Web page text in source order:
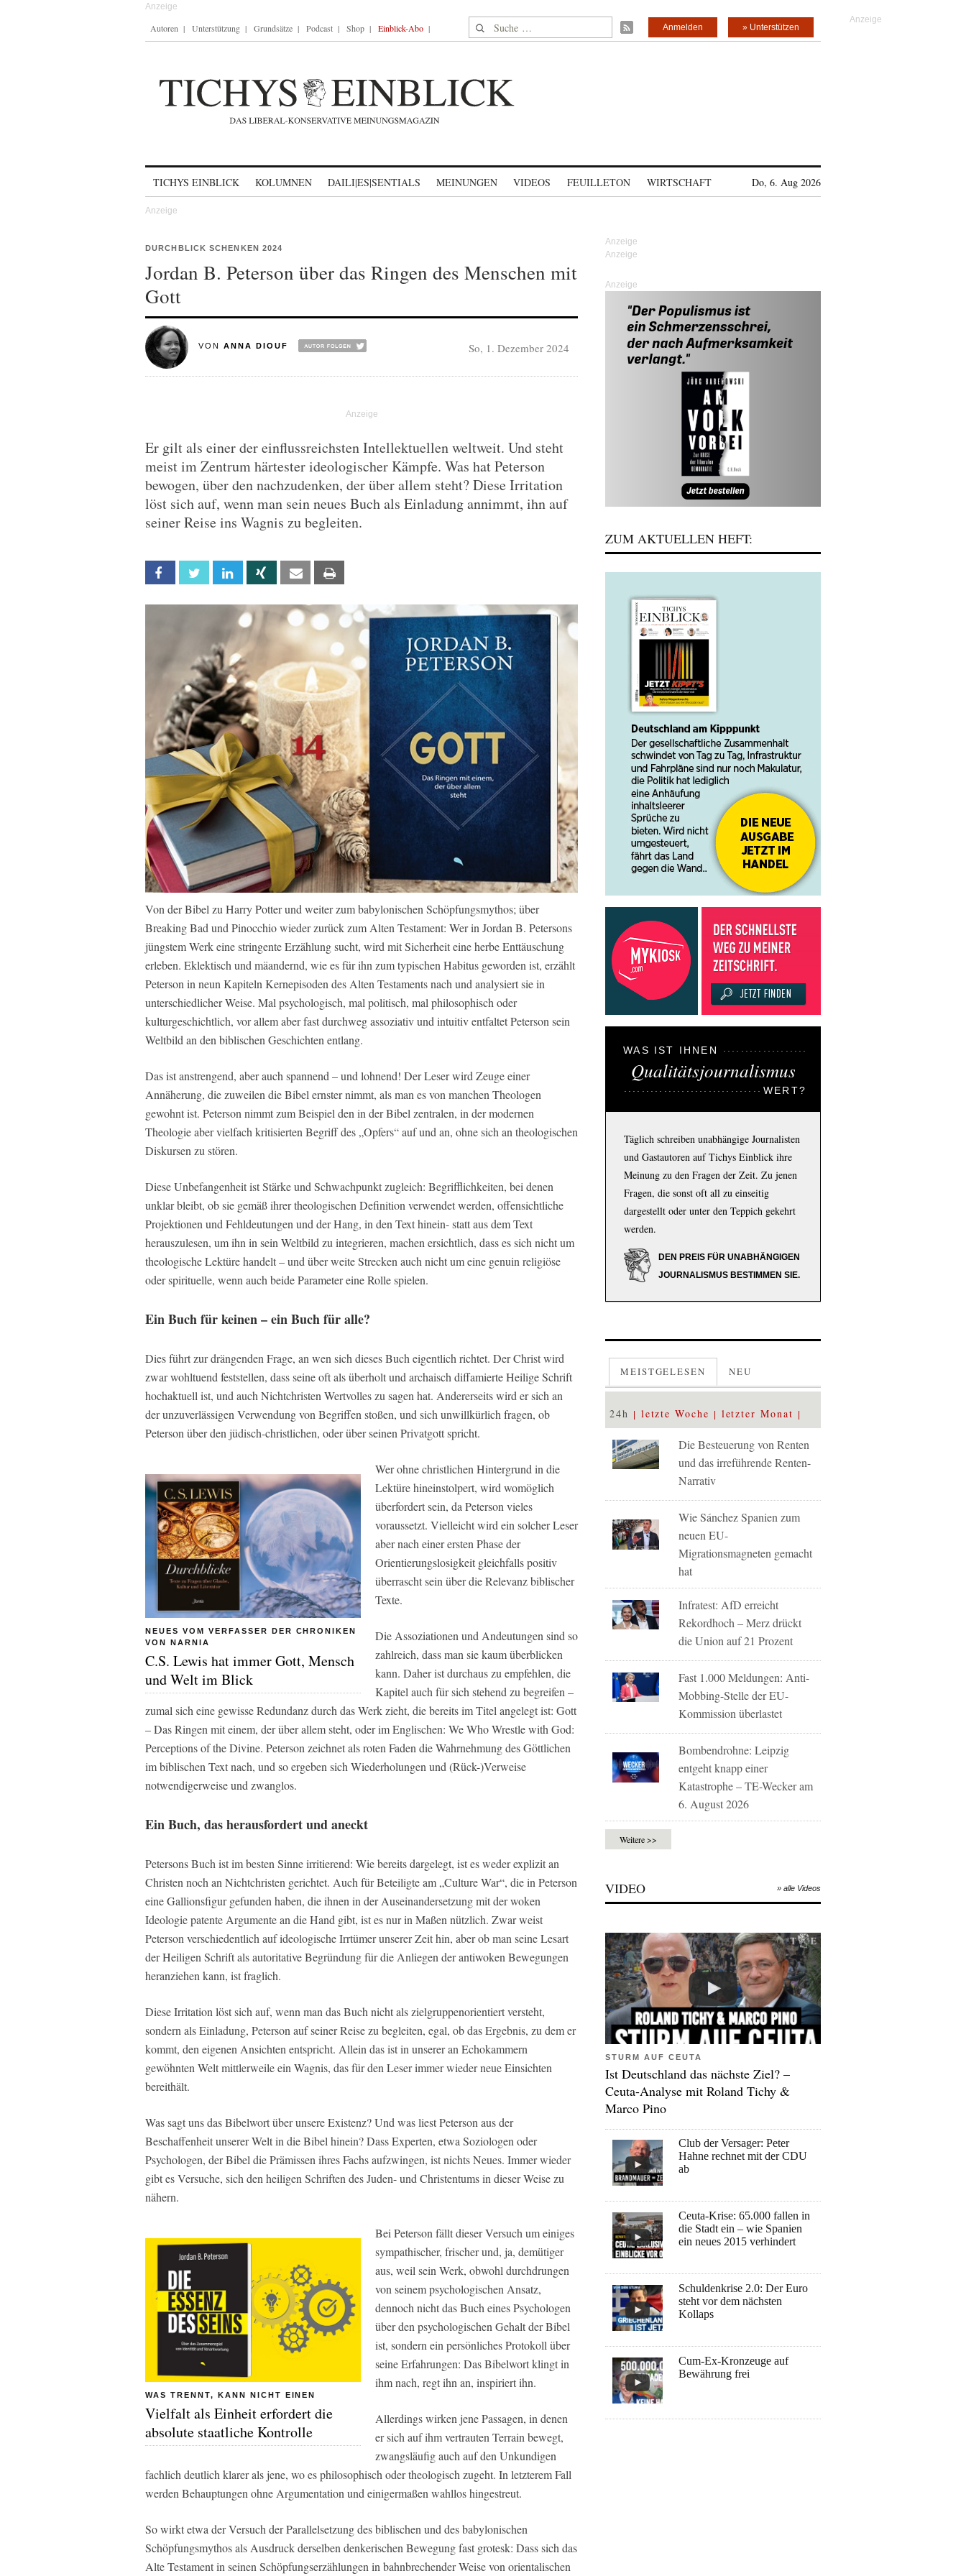
Autoren Unterstützung Grundsätze Podcast Shop Einblick-Abo Suche nach: » Unterstützen
Anmelden
TICHYS EINBLICK KOLUMNEN DAILI|ES|SENTIALS MEINUNGEN VIDEOS FEUILLETON WIRTSCHAFT Do, 6. Aug 2026
DURCHBLICK SCHENKEN 2024
Jordan B. Peterson über das Ringen des Menschen mit
Gott
VON ANNA DIOUF So, 1. Dezember 2024
Er gilt als einer der einflussreichsten Intellektuellen weltweit. Und steht
meist im Zentrum härtester ideologischer Kämpfe. Was hat Peterson
bewogen, über den nachzudenken, der über allem steht? Diese Irritation
löst sich auf, wenn man sein neues Buch als Einladung annimmt, ihn auf
seiner Reise ins Wagnis zu begleiten.
Facebook Twitter Linkedin Xing Email
Von der Bibel zu Harry Potter und weiter zum babylonischen Schöpfungsmythos; über
Breaking Bad und Pinocchio wieder zurück zum Alten Testament: Wer in Jordan B. Petersons
jüngstem Werk eine stringente Erzählung sucht, wird mit Sicherheit eine herbe Enttäuschung
erleben. Eklektisch und mäandernd, wie es für ihn zum typischen Habitus geworden ist, erzählt
Peterson in neun Kapiteln Kernepisoden des Alten Testaments nach und analysiert sie in
unterschiedlicher Weise. Mal psychologisch, mal politisch, mal philosophisch oder
kulturgeschichtlich, vor allem aber fast durchweg assoziativ und intuitiv entfaltet Peterson sein
Weltbild an den biblischen Geschichten entlang.
Das ist anstrengend, aber auch spannend – und lohnend! Der Leser wird Zeuge einer
Annäherung, die zuweilen die Bibel ernster nimmt, als man es von manchen Theologen
gewohnt ist. Peterson nimmt zum Beispiel den in der Bibel zentralen, in der modernen
Theologie aber vielfach kritisierten Begriff des „Opfers“ auf und an, ohne sich an theologischen
Diskursen zu stören.
Diese Unbefangenheit ist Stärke und Schwachpunkt zugleich: Begrifflichkeiten, bei denen
unklar bleibt, ob sie gemäß ihrer theologischen Definition verwendet werden, offensichtliche
Projektionen und Fehldeutungen und der Hang, in den Text hinein- statt aus dem Text
herauszulesen, um ihn in sein Weltbild zu integrieren, machen ersichtlich, dass es sich nicht um
theologische Lektüre handelt – und über weite Strecken auch nicht um eine genuin religiöse
oder spirituelle, wenn auch beide Parameter eine Rolle spielen.
Ein Buch für keinen – ein Buch für alle?
Dies führt zur drängenden Frage, an wen sich dieses Buch eigentlich richtet. Der Christ wird
zwar wohltuend feststellen, dass seine oft als überholt und archaisch diffamierte Heilige Schrift
hochaktuell ist, und auch Nichtchristen Wertvolles zu sagen hat. Andererseits wird er sich an
der unzuverlässigen Verwendung von Begriffen stoßen, und sich unwillkürlich fragen, ob
Peterson über den jüdisch-christlichen, oder über seinen Privatgott spricht.
NEUES VOM VERFASSER DER CHRONIKEN
VON NARNIA
C.S. Lewis hat immer Gott, Mensch
und Welt im Blick
Wer ohne christlichen Hintergrund in die
Lektüre hineinstolpert, wird womöglich
überfordert sein, da Peterson vieles
voraussetzt. Vielleicht wird ein solcher Leser
aber nach einer ersten Phase der
Orientierungslosigkeit gleichfalls positiv
überrascht sein über die Relevanz biblischer
Texte.
Die Assoziationen und Andeutungen sind so
zahlreich, dass man sie kaum überblicken
kann. Daher ist durchaus zu empfehlen, die
Kapitel auch für sich stehend zu begreifen –
zumal sich eine gewisse Redundanz durch das Werk zieht, die bereits im Titel angelegt ist: Gott
– Das Ringen mit einem, der über allem steht, oder im Englischen: We Who Wrestle with God:
Perceptions of the Divine. Peterson zeichnet als roten Faden die Wahrnehmung des Göttlichen
im biblischen Text nach, und so ergeben sich Wiederholungen und (Rück-)Verweise
notwendigerweise und zwanglos.
Ein Buch, das herausfordert und aneckt
Petersons Buch ist im besten Sinne irritierend: Wie bereits dargelegt, ist es weder explizit an
Christen noch an Nichtchristen gerichtet. Auch für Beteiligte am „Culture War“, die in Peterson
eine Gallionsfigur gefunden haben, die ihnen in der Auseinandersetzung mit der woken
Ideologie patente Argumente an die Hand gibt, ist es nur in Maßen nützlich. Zwar weist
Peterson verschiedentlich auf ideologische Irrtümer unserer Zeit hin, aber ob man seine Lesart
der Heiligen Schrift als autoritative Begründung für die Anliegen der antiwoken Bewegungen
heranziehen kann, ist fraglich.
Diese Irritation löst sich auf, wenn man das Buch nicht als zielgruppenorientiert versteht,
sondern als Einladung, Peterson auf seiner Reise zu begleiten, egal, ob das Ergebnis, zu dem er
kommt, den eigenen Ansichten entspricht. Allein das ist in unserer an Echokammern
gewöhnten Welt mittlerweile ein Wagnis, das für den Leser immer wieder neue Einsichten
bereithält.
Was sagt uns das Bibelwort über unsere Existenz? Und was liest Peterson aus der
Beschaffenheit unserer Welt in die Bibel hinein? Dass Experten, etwa Soziologen oder
Psychologen, der Bibel die Prämissen ihres Fachs aufzwingen, ist nichts Neues. Immer wieder
gibt es Versuche, sich den heiligen Schriften des Juden- und Christentums in dieser Weise zu
nähern.
WAS TRENNT, KANN NICHT EINEN
Vielfalt als Einheit erfordert die
absolute staatliche Kontrolle
Bei Peterson fällt dieser Versuch um einiges
sympathischer, frischer und, ja, demütiger
aus, weil sein Werk, obwohl durchdrungen
von seinem psychologischen Ansatz,
dennoch nicht das Buch eines Psychologen
über den psychologischen Gehalt der Bibel
ist, sondern ein persönliches Protokoll über
seine Erfahrungen: Das Bibelwort klingt in
ihm nach, regt ihn an, inspiriert ihn.
Allerdings wirken jene Passagen, in denen
er sich auf ihm vertrauten Terrain bewegt,
zwangsläufig auch auf den Unkundigen
fachlich deutlich klarer als jene, wo es philosophisch oder theologisch zugeht. In letzterem Fall
werden Behauptungen ohne Argumentation und einigermaßen wahllos hingestreut.
So wirkt etwa der Versuch der Parallelsetzung des biblischen und des babylonischen
Schöpfungsmythos als Ausdruck derselben denkerischen Bewegung fast grotesk: Dass sich das
Alte Testament in seinen Schöpfungserzählungen in bahnbrechender Weise von orientalischen
Anzeige
ZUM AKTUELLEN HEFT:
WAS IST IHNEN
Qualitätsjournalismus
WERT?
Täglich schreiben unabhängige Journalisten
und Gastautoren auf Tichys Einblick ihre
Meinung zu den Fragen der Zeit. Zu jenen
Fragen, die sonst oft all zu einseitig
dargestellt oder unter den Teppich gekehrt
werden.
DEN PREIS FÜR UNABHÄNGIGEN
JOURNALISMUS BESTIMMEN SIE.
MEISTGELESEN NEU
24h letzte Woche letzter Monat
Die Besteuerung von Renten
und das irreführende Renten-
Narrativ
Wie Sánchez Spanien zum
neuen EU-
Migrationsmagneten gemacht
hat
Infratest: AfD erreicht
Rekordhoch – Merz drückt
die Union auf 21 Prozent
Fast 1.000 Meldungen: Anti-
Mobbing-Stelle der EU-
Kommission überlastet
Bombendrohne: Leipzig
entgeht knapp einer
Katastrophe – TE-Wecker am
6. August 2026
Weitere >>
VIDEO » alle Videos
STURM AUF CEUTA
Ist Deutschland das nächste Ziel? –
Ceuta-Analyse mit Roland Tichy &
Marco Pino
Club der Versager: Peter
Hahne rechnet mit der CDU
ab
Ceuta-Krise: 65.000 fallen in
die Stadt ein – wie Spanien
ein neues 2015 verhindert
Schuldenkrise 2.0: Der Euro
steht vor dem nächsten
Kollaps
Cum-Ex-Kronzeuge auf
Bewährung frei